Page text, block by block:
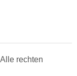
rechten